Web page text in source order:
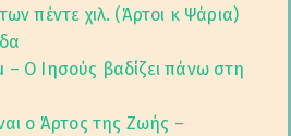
πέντε χιλ. (Άρτοι κ Ψάρια)
– Ο Ιησούς βαδίζει πάνω στη
ο Άρτος της Ζωής –